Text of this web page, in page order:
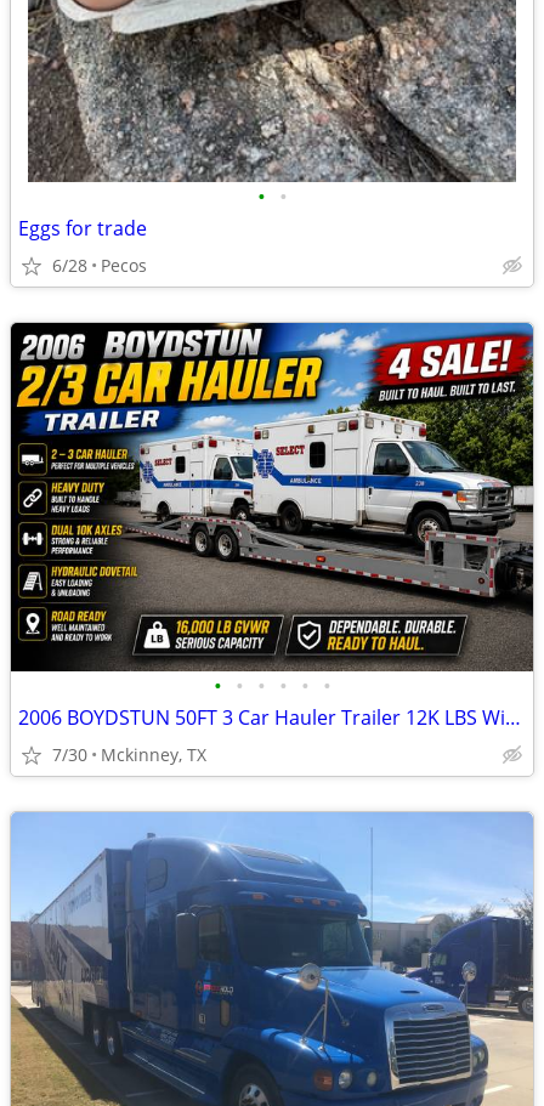
• •
Eggs for trade
6/28 Pecos
• • • • • •
2006 BOYDSTUN 50FT 3 Car Hauler Trailer 12K LBS Winch Self Contained $8950
7/30 Mckinney, TX